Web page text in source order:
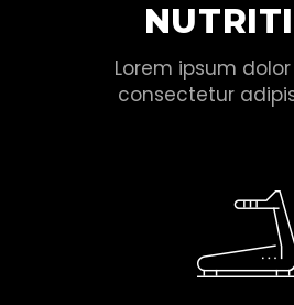
Lorem ipsum
consectetur